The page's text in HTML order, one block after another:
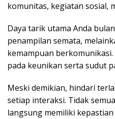
komunitas, kegiatan sosial,
Daya tarik utama Anda
penampilan semata,
kemampuan
pada keunikan serta sudut
Meski demikian, hindari
setiap interaksi. Tidak
langsung memiliki